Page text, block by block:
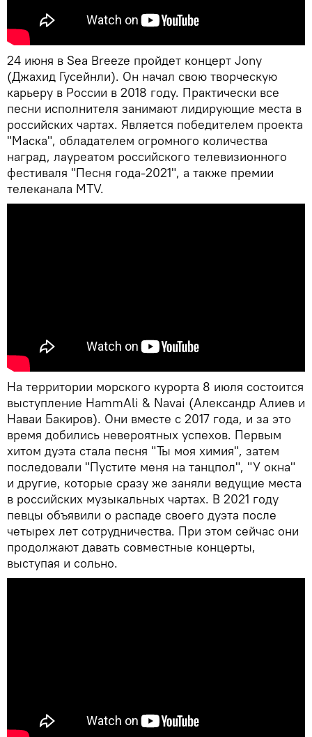
24 июня в Sea Breeze пройдет концерт Jony
(Джахид Гусейнли). Он начал свою творческую
карьеру в России в 2018 году. Практически все
песни исполнителя занимают лидирующие места в
российских чартах. Является победителем проекта
"Маска", обладателем огромного количества
наград, лауреатом российского телевизионного
фестиваля "Песня года-2021", а также премии
телеканала MTV.
На территории морского курорта 8 июля состоится
выступление HammAli & Navai (Александр Алиев и
Наваи Бакиров). Они вместе с 2017 года, и за это
время добились невероятных успехов. Первым
хитом дуэта стала песня "Ты моя химия", затем
последовали "Пустите меня на танцпол", "У окна"
и другие, которые сразу же заняли ведущие места
в российских музыкальных чартах. В 2021 году
певцы объявили о распаде своего дуэта после
четырех лет сотрудничества. При этом сейчас они
продолжают давать совместные концерты,
выступая и сольно.